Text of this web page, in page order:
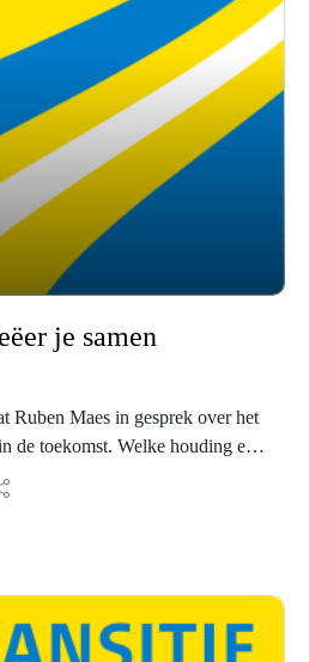
je samen
Ruben Maes in gesprek over het
de toekomst. Welke houding en
Manunza (hoogleraar
en Bart van